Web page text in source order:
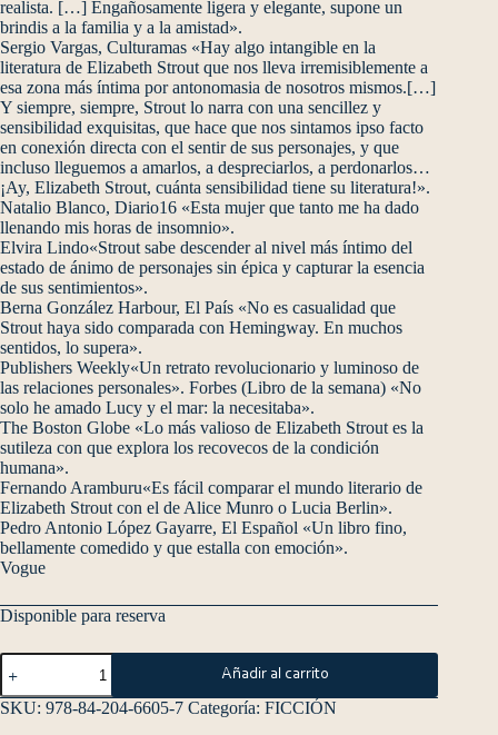
realista. […] Engañosamente ligera y elegante, supone un
brindis a la familia y a la amistad».
Sergio Vargas, Culturamas «Hay algo intangible en la
literatura de Elizabeth Strout que nos lleva irremisiblemente a
esa zona más íntima por antonomasia de nosotros mismos.[…]
Y siempre, siempre, Strout lo narra con una sencillez y
sensibilidad exquisitas, que hace que nos sintamos ipso facto
en conexión directa con el sentir de sus personajes, y que
incluso lleguemos a amarlos, a despreciarlos, a perdonarlos…
¡Ay, Elizabeth Strout, cuánta sensibilidad tiene su literatura!».
Natalio Blanco, Diario16 «Esta mujer que tanto me ha dado
llenando mis horas de insomnio».
Elvira Lindo«Strout sabe descender al nivel más íntimo del
estado de ánimo de personajes sin épica y capturar la esencia
de sus sentimientos».
Berna González Harbour, El País «No es casualidad que
Strout haya sido comparada con Hemingway. En muchos
sentidos, lo supera».
Publishers Weekly«Un retrato revolucionario y luminoso de
las relaciones personales». Forbes (Libro de la semana) «No
solo he amado Lucy y el mar: la necesitaba».
The Boston Globe «Lo más valioso de Elizabeth Strout es la
sutileza con que explora los recovecos de la condición
humana».
Fernando Aramburu«Es fácil comparar el mundo literario de
Elizabeth Strout con el de Alice Munro o Lucia Berlin».
Pedro Antonio López Gayarre, El Español «Un libro fino,
bellamente comedido y que estalla con emoción».
Vogue
Disponible para reserva
Añadir al carrito
SKU: 978-84-204-6605-7 Categoría: FICCIÓN